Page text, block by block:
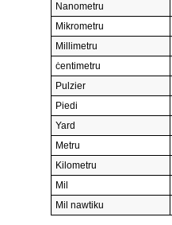
Nanometru
Mikrometru
Millimetru
ċentimetru
Pulzier
Piedi
Yard
Metru
Kilometru
Mil
Mil nawtiku